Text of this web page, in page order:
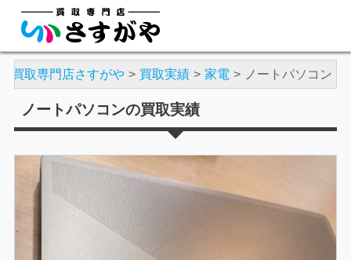
買取専門店さすがや 買取実績 家電 ノートパソコン
ノートパソコンの買取実績